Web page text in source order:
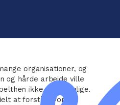
organisationer, og
og hårde arbejde ville
ikke være mulige.
at forstå, hvordan